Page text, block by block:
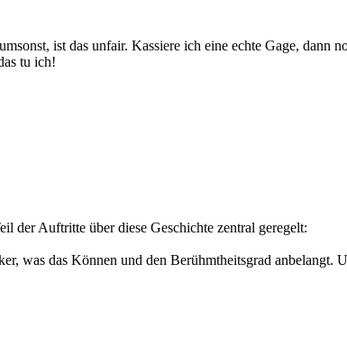
ist das unfair. Kassiere ich eine echte Gage, dann
tu ich!
der Auftritte über diese Geschichte zentral geregelt:
was das Können und den Berühmtheitsgrad anbelangt.